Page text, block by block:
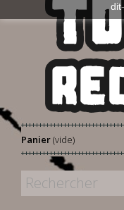
Panier(vide)